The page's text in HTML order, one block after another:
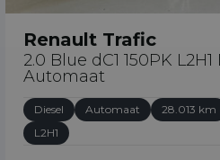
Renault Trafic
2.0 Blue dC1 150PK
Automaat
Diesel Automaat 28.013 km
L2H1